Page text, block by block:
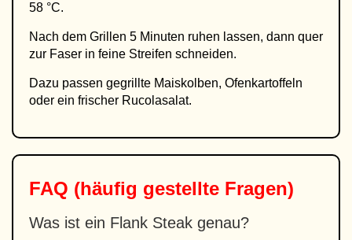
58 °C.
Nach dem Grillen 5 Minuten ruhen lassen, dann quer
zur Faser in feine Streifen schneiden.
Dazu passen gegrillte Maiskolben, Ofenkartoffeln
oder ein frischer Rucolasalat.
FAQ (häufig gestellte Fragen)
Was ist ein Flank Steak genau?